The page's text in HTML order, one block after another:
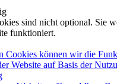
sind nicht optional. Sie
funktioniert.
Cookies können wir die
Website auf Basis der